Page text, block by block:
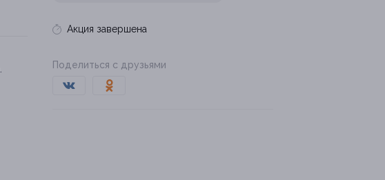
Акция завершена
Поделиться с друзьями